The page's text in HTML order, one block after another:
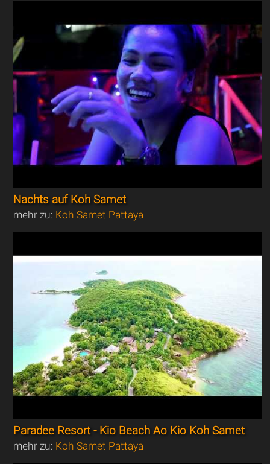
Nachts auf Koh Samet
mehr zu: Koh Samet Pattaya
Paradee Resort - Kio Beach Ao Kio Koh Samet
mehr zu: Koh Samet Pattaya